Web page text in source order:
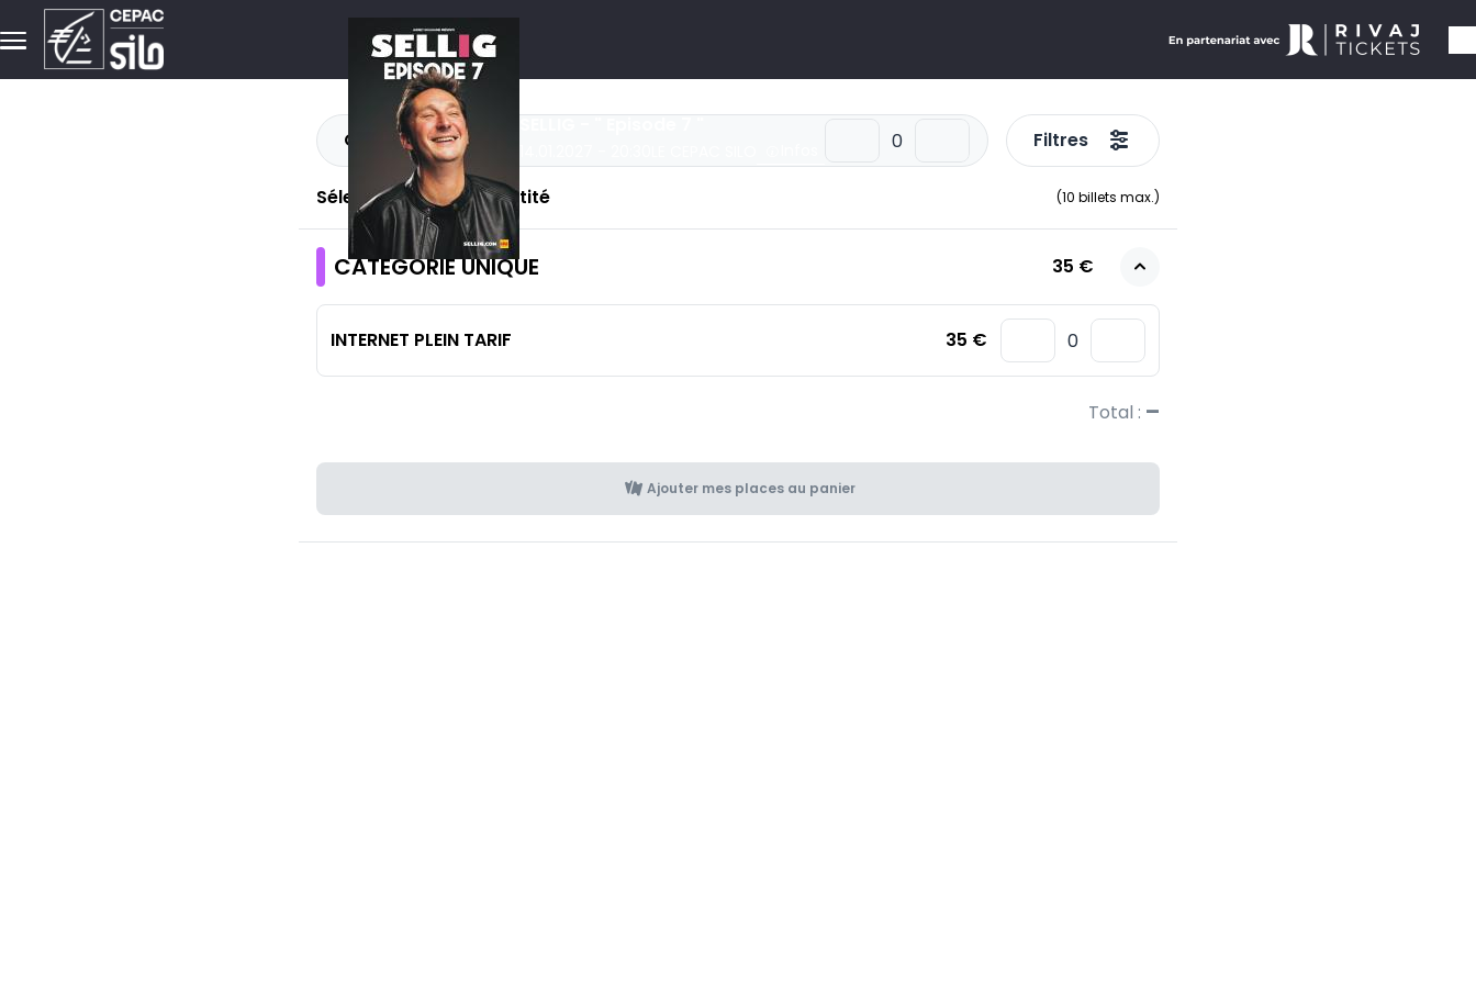
Aller au contenu principal
Quantité Filtres
Sélectionnez une quantité (10 billets max.)
CATEGORIE UNIQUE 35 €
INTERNET PLEIN TARIF 35 €
Total : –
Ajouter mes places au panier